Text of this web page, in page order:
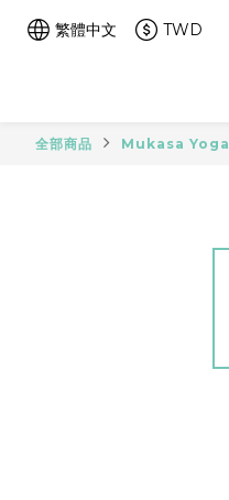
繁體中文 TWD
全部商品 Mukasa Yoga